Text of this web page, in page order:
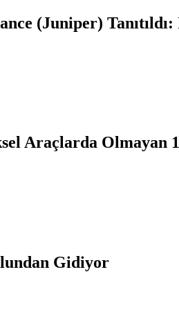
(Juniper)
Araçlarda Olmayan
Gidiyor